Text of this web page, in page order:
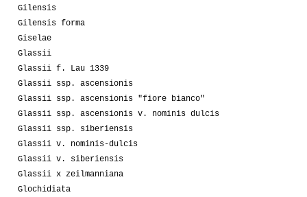
Gilensis
Gilensis forma
Giselae
Glassii
Glassii f. Lau 1339
Glassii ssp. ascensionis
Glassii ssp. ascensionis "fiore bianco"
Glassii ssp. ascensionis v. nominis dulcis
Glassii ssp. siberiensis
Glassii v. nominis-dulcis
Glassii v. siberiensis
Glassii x zeilmanniana
Glochidiata